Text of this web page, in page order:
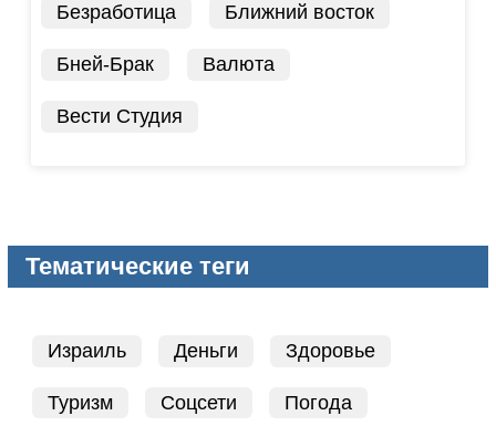
Безработица Ближний восток
Бней-Брак Валюта
Вести Студия
Тематические теги
Израиль Деньги Здоровье
Туризм Соцсети Погода